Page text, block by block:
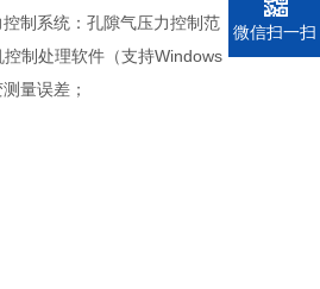
制系统：孔隙气压力控制范
制处理软件（支持Windows
量误差；
电话
微信扫一扫